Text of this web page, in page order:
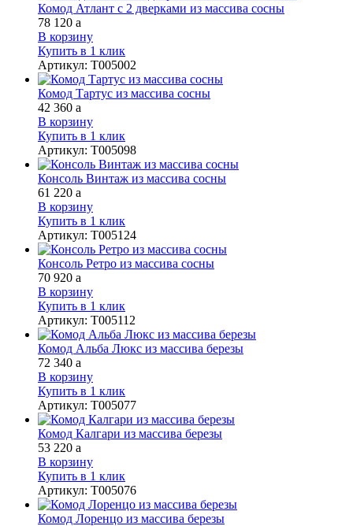
Комод Атлант с 2 дверками из массива сосны
78 120 a
В корзину
Купить в 1 клик
Артикул: Т005002
Комод Тартус из массива сосны
42 360 a
В корзину
Купить в 1 клик
Артикул: Т005098
Консоль Винтаж из массива сосны
61 220 a
В корзину
Купить в 1 клик
Артикул: Т005124
Консоль Ретро из массива сосны
70 920 a
В корзину
Купить в 1 клик
Артикул: Т005112
Комод Альба Люкс из массива березы
72 340 a
В корзину
Купить в 1 клик
Артикул: Т005077
Комод Калгари из массива березы
53 220 a
В корзину
Купить в 1 клик
Артикул: Т005076
Комод Лоренцо из массива березы